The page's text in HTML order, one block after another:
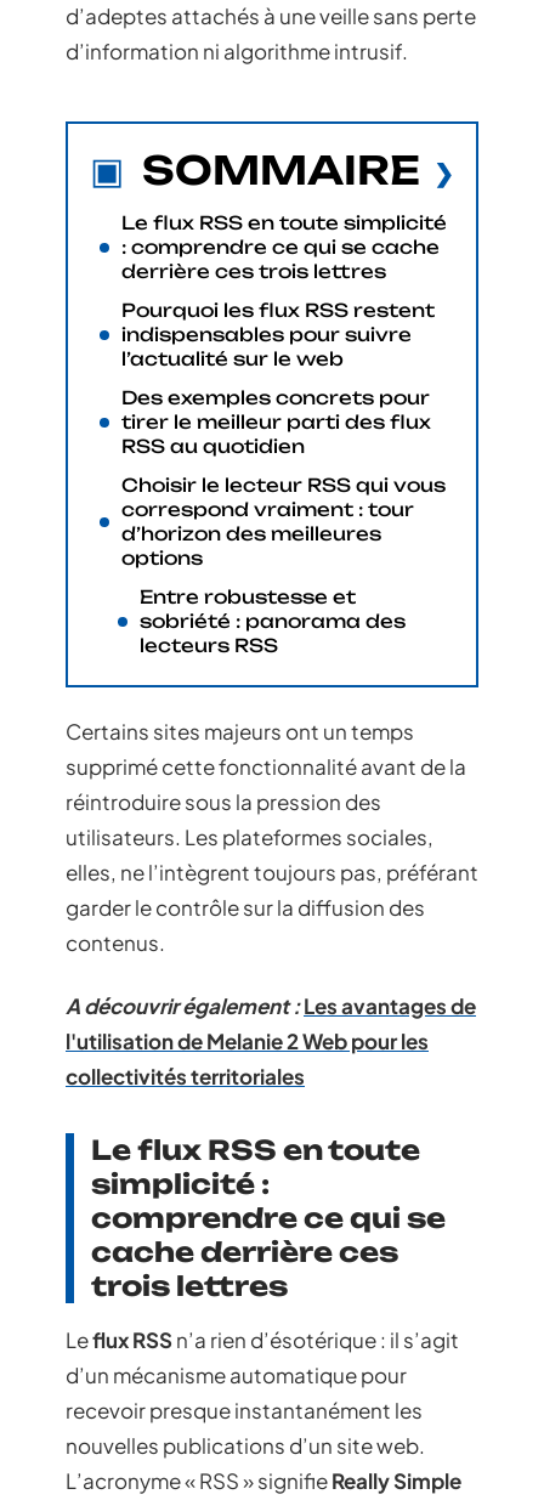
d’adeptes attachés à une veille sans perte
d’information ni algorithme intrusif.
SOMMAIRE
Le flux RSS en toute simplicité
: comprendre ce qui se cache
derrière ces trois lettres
Pourquoi les flux RSS restent
indispensables pour suivre
l’actualité sur le web
Des exemples concrets pour
tirer le meilleur parti des flux
RSS au quotidien
Choisir le lecteur RSS qui vous
correspond vraiment : tour
d’horizon des meilleures
options
Entre robustesse et
sobriété : panorama des
lecteurs RSS
Certains sites majeurs ont un temps
supprimé cette fonctionnalité avant de la
réintroduire sous la pression des
utilisateurs. Les plateformes sociales,
elles, ne l’intègrent toujours pas, préférant
garder le contrôle sur la diffusion des
contenus.
A découvrir également :Les avantages de
l'utilisation de Melanie 2 Web pour les
collectivités territoriales
Le flux RSS en toute
simplicité :
comprendre ce qui se
cache derrière ces
trois lettres
Leflux RSSn’a rien d’ésotérique : il s’agit
d’un mécanisme automatique pour
recevoir presque instantanément les
nouvelles publications d’un site web.
L’acronyme « RSS » signifieReally Simple